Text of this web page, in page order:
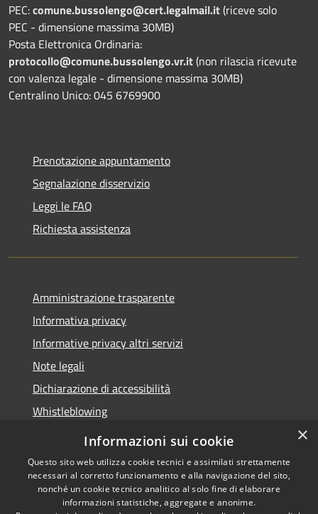
PEC:comune.bussolengo@cert.legalmail.it(riceve solo
PEC - dimensione massima 30MB)
Posta Elettronica Ordinaria:
protocollo@comune.bussolengo.vr.it(non rilascia ricevute
con valenza legale - dimensione massima 30MB)
Centralino Unico: 045 6769900
Prenotazione appuntamento
Segnalazione disservizio
Leggi le FAQ
Richiesta assistenza
Amministrazione trasparente
Informativa privacy
Informative privacy altri servizi
Note legali
Dichiarazione di accessibilità
Whistleblowing
RSS
Accessibilità
Copyright © 2026 • Comune di
Bussolengo • Powered by
×
Informazioni sui cookie
Questo sito web utilizza cookie tecnici e assimilati strettamente
necessari al corretto funzionamento e alla navigazione del sito,
nonché un cookie tecnico analitico al solo fine di elaborare
informazioni statistiche, aggregate e anonime.